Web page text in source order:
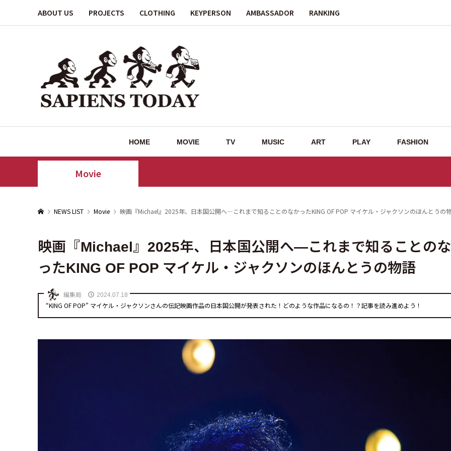
ABOUT US PROJECTS CLOTHING KEYPERSON AMBASSADOR RANKING
HOME MOVIE TV MUSIC ART PLAY FASHION
Movie
NEWS LIST Movie 映画『Michael』2025年、日本国公開へ—これまで知ることのなかったKING OF POP マイケル・ジャクソンのほんとうの
映画『Michael』2025年、日本国公開へ—これまで知ることの
ったKING OF POP マイケル・ジャクソンのほんとうの物語
編集局 2024.07.18
“KING OF POP” マイケル・ジャクソンさんの伝記映画作品の日本国公開が発表された！どのような作品になるの！？記事を読み進めよう！